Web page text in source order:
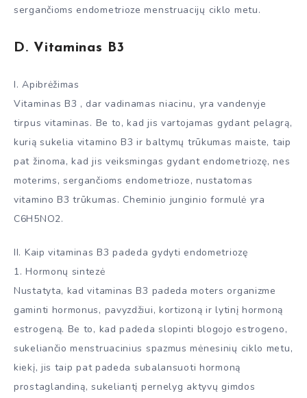
sergančioms endometrioze menstruacijų ciklo metu.
D. Vitaminas B3
I. Apibrėžimas
Vitaminas B3 , dar vadinamas niacinu, yra vandenyje
tirpus vitaminas. Be to, kad jis vartojamas gydant pelagrą,
kurią sukelia vitamino B3 ir baltymų trūkumas maiste, taip
pat žinoma, kad jis veiksmingas gydant endometriozę, nes
moterims, sergančioms endometrioze, nustatomas
vitamino B3 trūkumas. Cheminio junginio formulė yra
C6H5NO2.
II. Kaip vitaminas B3 padeda gydyti endometriozę
1. Hormonų sintezė
Nustatyta, kad vitaminas B3 padeda moters organizme
gaminti hormonus, pavyzdžiui, kortizoną ir lytinį hormoną
estrogeną. Be to, kad padeda slopinti blogojo estrogeno,
sukeliančio menstruacinius spazmus mėnesinių ciklo metu,
kiekį, jis taip pat padeda subalansuoti hormoną
prostaglandiną, sukeliantį pernelyg aktyvų gimdos